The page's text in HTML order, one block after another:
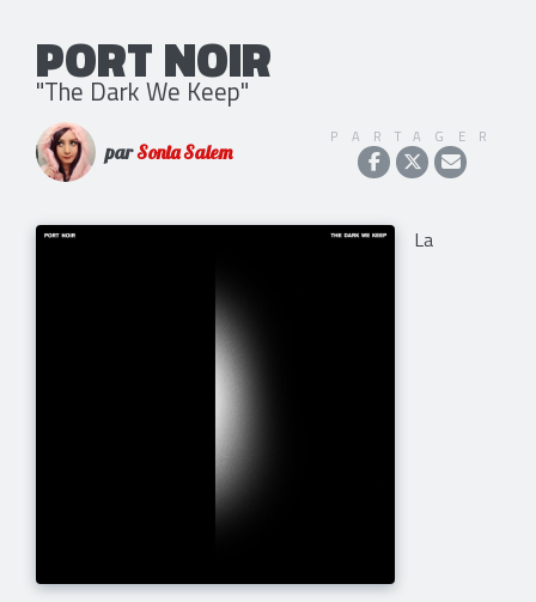
PORT NOIR
"The Dark We Keep"
parSonia Salem
PARTAGER
La